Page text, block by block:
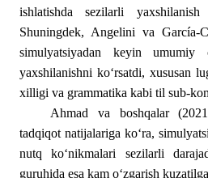
ishlatishda sezilarli yaxshilanish
Shuningdek, Angelini va García-
simulyatsiyadan keyin umumiy
yaxshilanishni ko‘rsatdi, xususan
xilligi va grammatika kabi til sub-
Ahmad va boshqalar
tadqiqot natijalariga ko‘ra,
nutq ko‘nikmalari sezilarli
guruhida esa kam o‘zgarish